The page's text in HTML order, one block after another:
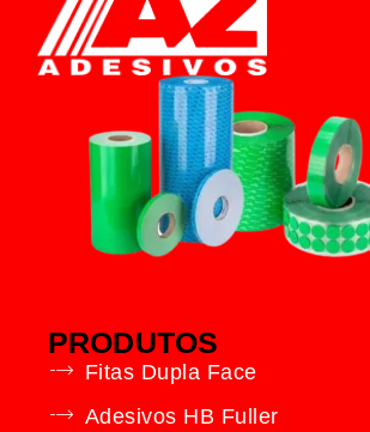
PRODUTOS
Fitas Dupla Face
Adesivos HB Fuller